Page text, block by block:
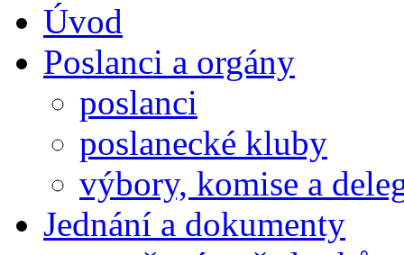
Úvod
Poslanci a orgány
poslanci
poslanecké kluby
výbory, komise a
Jednání a dokumenty